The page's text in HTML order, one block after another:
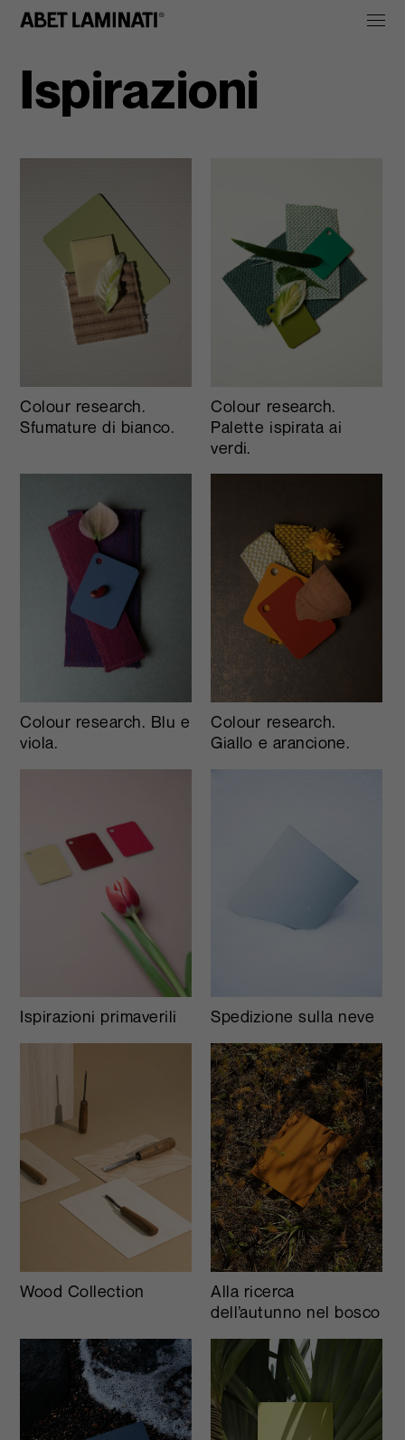
Ispirazioni
Colour research.
Sfumature di bianco.
Colour research.
Palette ispirata ai
verdi.
Colour research. Blu e
viola.
Colour research.
Giallo e arancione.
Ispirazioni primaverili Spedizione sulla neve
Wood Collection
Alla ricerca
dell’autunno nel bosco